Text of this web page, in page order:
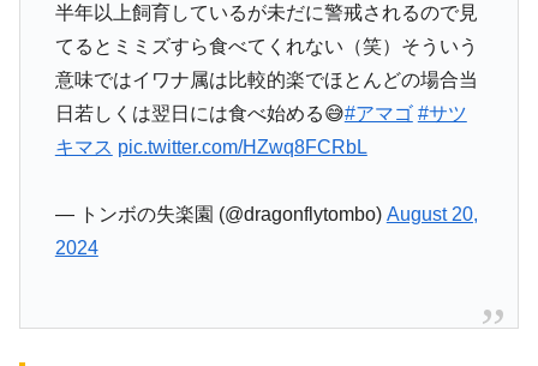
半年以上飼育しているが未だに警戒されるので見
てるとミミズすら食べてくれない（笑）そういう
意味ではイワナ属は比較的楽でほとんどの場合当
日若しくは翌日には食べ始める😅#アマゴ #サツ
キマス pic.twitter.com/HZwq8FCRbL
— トンボの失楽園 (@dragonflytombo) August 20,
2024